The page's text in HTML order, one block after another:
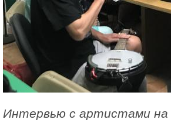
Интервью с артистами на